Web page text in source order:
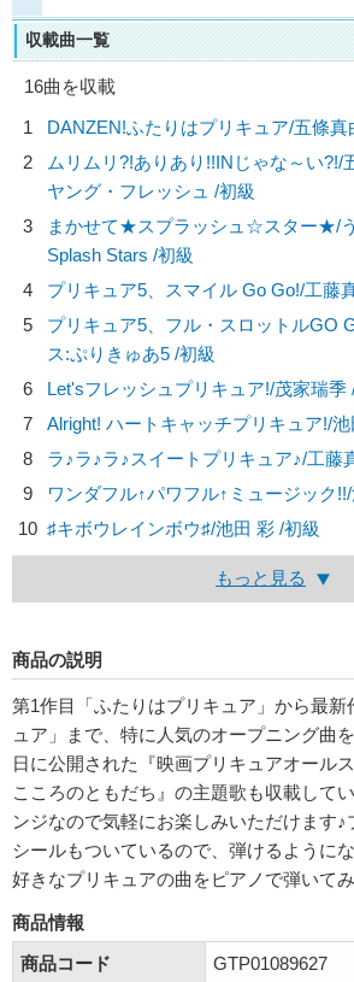
収載曲一覧
16曲を収載
1
DANZEN!ふたりはプリキュア/五條真
2
ムリムリ?!ありあり!!INじゃな～い?!/
ヤング・フレッシュ /初級
3
まかせて★スプラッシュ☆スター★/
Splash Stars /初級
4
プリキュア5、スマイル Go Go!/工藤
5
プリキュア5、フル・スロットルGO
ス:ぷりきゅあ5 /初級
6
Let'sフレッシュプリキュア!/茂家瑞季
7
Alright! ハートキャッチプリキュア!/池
8
ラ♪ラ♪ラ♪スイートプリキュア♪/工藤
9
ワンダフル↑パワフル↑ミュージック!!/
10 ♯キボウレインボウ♯/池田 彩 /初級
もっと見る
商品の説明
第1作目「ふたりはプリキュア」から最新
ュア」まで、特に人気のオープニング曲
日に公開された『映画プリキュアオール
こころのともだち』の主題歌も収載して
ンジなので気軽にお楽しみいただけます
シールもついているので、弾けるように
好きなプリキュアの曲をピアノで弾いて
商品情報
商品コード
GTP01089627